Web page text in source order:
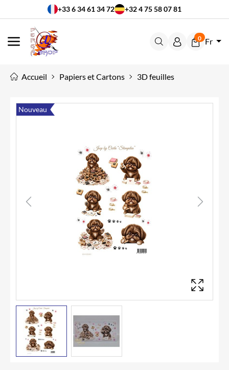
+33 6 34 61 34 72 +32 4 75 58 07 81
MENU
0 Fr
Accueil Papiers et Cartons 3D feuilles
Nouveau
Previous Next